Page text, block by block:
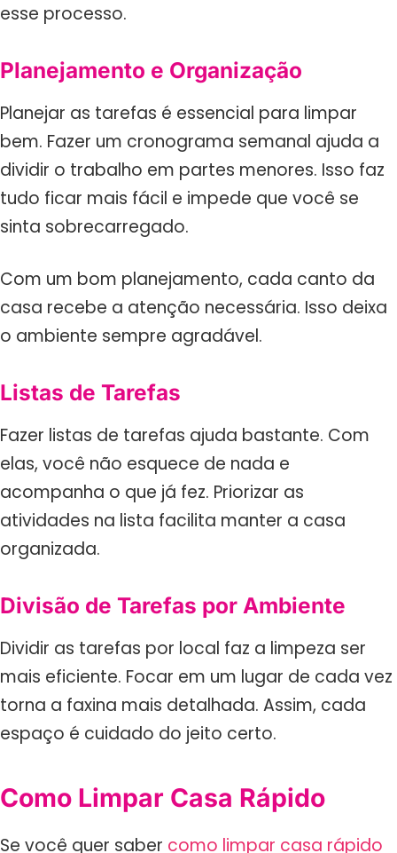
esse processo.
Planejamento e Organização
Planejar as tarefas é essencial para limpar
bem. Fazer um cronograma semanal ajuda a
dividir o trabalho em partes menores. Isso faz
tudo ficar mais fácil e impede que você se
sinta sobrecarregado.
Com um bom planejamento, cada canto da
casa recebe a atenção necessária. Isso deixa
o ambiente sempre agradável.
Listas de Tarefas
Fazer listas de tarefas ajuda bastante. Com
elas, você não esquece de nada e
acompanha o que já fez. Priorizar as
atividades na lista facilita manter a casa
organizada.
Divisão de Tarefas por Ambiente
Dividir as tarefas por local faz a limpeza ser
mais eficiente. Focar em um lugar de cada vez
torna a faxina mais detalhada. Assim, cada
espaço é cuidado do jeito certo.
Como Limpar Casa Rápido
Se você quer saber como limpar casa rápido